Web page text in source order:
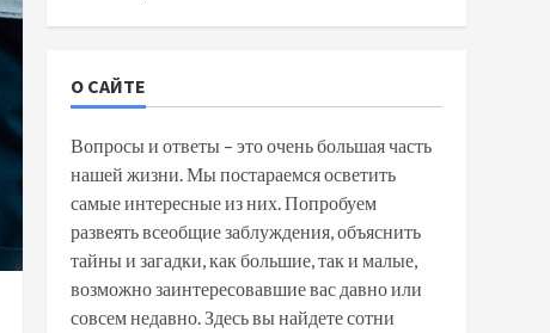
О САЙТЕ
Вопросы и ответы – это очень большая часть
нашей жизни. Мы постараемся осветить
самые интересные из них. Попробуем
развеять всеобщие заблуждения, объяснить
тайны и загадки, как большие, так и малые,
возможно заинтересовавшие вас давно или
совсем недавно. Здесь вы найдете сотни